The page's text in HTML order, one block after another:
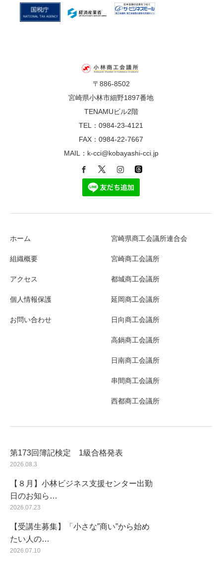
〒886-8502
宮崎県小林市細野1897番地
TENAMUビル2階
TEL：0984-23-4121
FAX：0984-22-7667
MAIL：k-cci@kobayashi-cci.jp
ホーム
組織概要
アクセス
個人情報保護
お問い合わせ
宮崎県商工会議所連合会
宮崎商工会議所
都城商工会議所
延岡商工会議所
日向商工会議所
高鍋商工会議所
日南商工会議所
串間商工会議所
西都商工会議所
第173回簿記検定 1級合格発表
2026.08.3
【８月】小林ビジネス支援センター出勤
日のお知ら…
2026.07.23
【受講生募集】「小さな”商い”から始め
たい人の…
2026.07.10